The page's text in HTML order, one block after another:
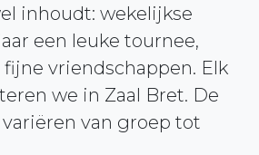
inhoudt: wekelijkse
een leuke tournee,
vriendschappen. Elk
we in Zaal Bret. De
van groep tot